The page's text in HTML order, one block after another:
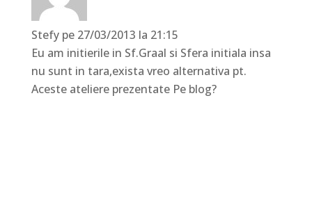
Stefy pe 27/03/2013 la 21:15
Eu am initierile in Sf.Graal si Sfera initiala insa
nu sunt in tara,exista vreo alternativa pt.
Aceste ateliere prezentate Pe blog?